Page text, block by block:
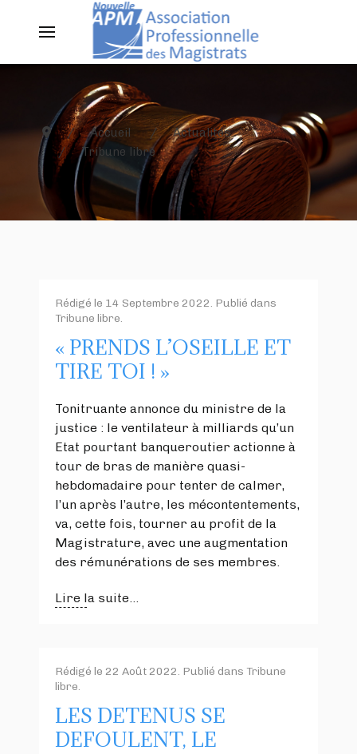
Accueil
Actualités
Tribune libre
Rédigé le 14 Septembre 2022. Publié dans
Tribune libre.
« PRENDS L’OSEILLE ET
TIRE TOI ! »
Tonitruante annonce du ministre de la
justice : le ventilateur à milliards qu’un
Etat pourtant banqueroutier actionne à
tour de bras de manière quasi-
hebdomadaire pour tenter de calmer,
l’un après l’autre, les mécontentements,
va, cette fois, tourner au profit de la
Magistrature, avec une augmentation
des rémunérations de ses membres.
Lire la suite...
Rédigé le 22 Août 2022. Publié dans Tribune
libre.
LES DETENUS SE
DEFOULENT, LE